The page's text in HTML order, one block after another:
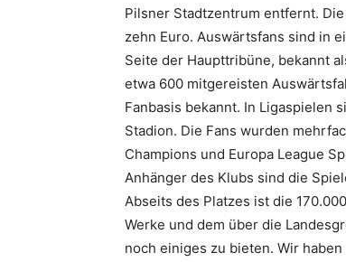
Pilsner Stadtzentrum entfernt.
zehn Euro. Auswärtsfans sind in
Seite der Haupttribüne, bekannt
etwa 600 mitgereisten
Fanbasis bekannt. In Ligaspielen
Stadion. Die Fans wurden
Champions und Europa League
Anhänger des Klubs sind die
Abseits des Platzes ist die
Werke und dem über die
noch einiges zu bieten. Wir